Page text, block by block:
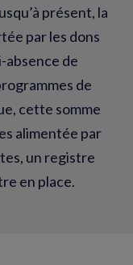
présent, la
par les dons
absence de
de
cette somme
alimentée par
un registre
en place.